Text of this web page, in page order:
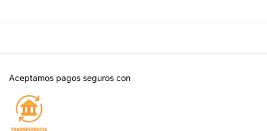
Aceptamos pagos seguros con